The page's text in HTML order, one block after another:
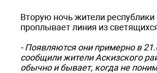
Вторую ночь жители
проплывает линия из
- Появляются они примерно в
сообщили жители Аскизского
обычно и бывает, когда не